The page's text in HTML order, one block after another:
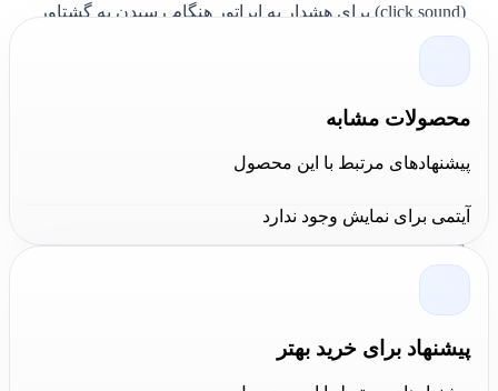
(click sound) برای هشدار به اپراتور هنگام رسیدن به گشتاور
مورد نظر می باشد.
کاهش اثرات اصطکاک و نگه داشتن
شرایط کاری مناسب برای مدت طولانی تر هستند. دارای
Frame و ساختار مناسب بدنه و همچنین قفل اتوماتیک تنظیم
میزان گشتاور به منظور جلوگیری از خطای احتمالی توسط
کاربر است.
نقد و بررسی آچار ترکمتر
محصولات مشابه
پیشنهادهای مرتبط با این محصول
آیتمی برای نمایش وجود ندارد
پیشنهاد برای خرید بهتر